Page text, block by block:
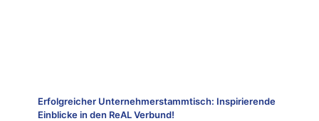
Erfolgreicher Unternehmerstammtisch: Inspirierende
Einblicke in den ReAL Verbund!